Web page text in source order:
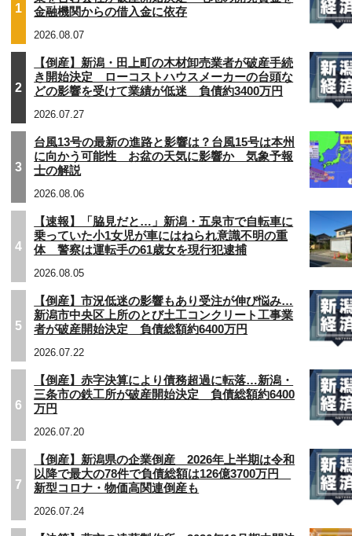
1
金融機関からの借入金に依存
2026.08.07
2
【倒産】新潟・田上町の木材卸売業者が破産手続
き開始決定 ローコストハウスメーカーの台頭な
どの影響を受けて業績が低迷 負債約3400万円
2026.07.27
3
台風13号の最新の進路と影響は？台風15号は本州
に向かう可能性 お盆の天気に影響か 気象予報
士の解説
2026.08.06
4
【速報】「脇見だと…」新潟・五泉市で自転車に
乗っていた小1女児が車にはねられ意識不明の重
体 警察は運転手の61歳女を現行犯逮捕
2026.08.05
5
【倒産】市況低迷の影響もあり受注が伸び悩み…
新潟市中央区上所のとび土工コンクリート工事業
者が破産開始決定 負債総額約6400万円
2026.07.22
6
【倒産】赤字決算により債務超過に転落…新潟・
三条市の鉄工所が破産開始決定 負債総額約6400
万円
2026.07.20
7
【倒産】新潟県の企業倒産 2026年上半期は令和
以降で最大の78件で負債総額は126億3700万円
新型コロナ・物価高関連倒産も
2026.07.24